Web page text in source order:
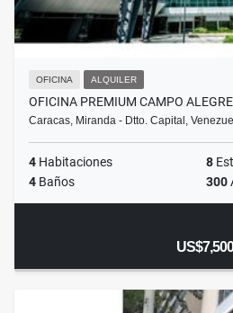
OFICINA ALQUILER
OFICINA PREMIUM CAMPO
Caracas, Miranda - Dtto. Capital,
4 Habitaciones 8
4 Baños 300